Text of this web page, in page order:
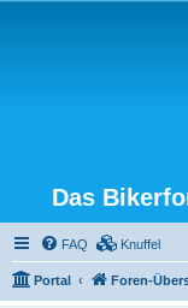
Das
FAQ Knuffel
Portal Foren-